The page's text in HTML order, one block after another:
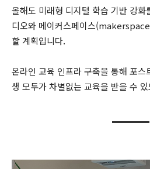
올해도 미래형 디지털 학습 기반 강
디오와 메이커스페이스
할 계획입니다.
온라인 교육 인프라 구축을 통해 포
생 모두가 차별없는 교육을 받을 수